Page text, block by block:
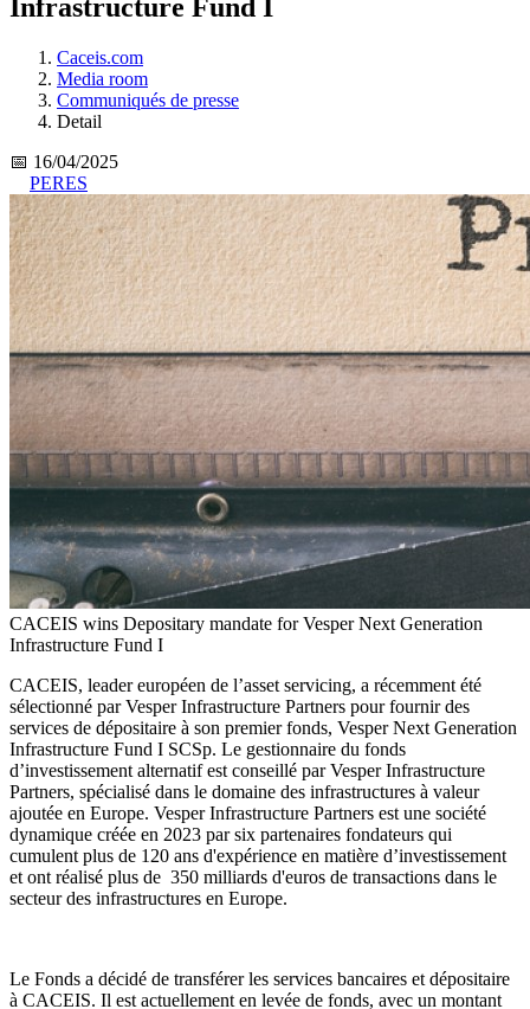
Infrastructure Fund I
Caceis.com
Media room
Communiqués de presse
Detail
📅 16/04/2025
PERES
CACEIS wins Depositary mandate for Vesper Next Generation
Infrastructure Fund I
CACEIS, leader européen de l’asset servicing, a récemment été
sélectionné par Vesper Infrastructure Partners pour fournir des
services de dépositaire à son premier fonds, Vesper Next Generation
Infrastructure Fund I SCSp. Le gestionnaire du fonds
d’investissement alternatif est conseillé par Vesper Infrastructure
Partners, spécialisé dans le domaine des infrastructures à valeur
ajoutée en Europe. Vesper Infrastructure Partners est une société
dynamique créée en 2023 par six partenaires fondateurs qui
cumulent plus de 120 ans d'expérience en matière d’investissement
et ont réalisé plus de 350 milliards d'euros de transactions dans le
secteur des infrastructures en Europe.
Le Fonds a décidé de transférer les services bancaires et dépositaire
à CACEIS. Il est actuellement en levée de fonds, avec un montant